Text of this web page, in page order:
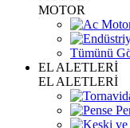
MOTOR
Tümünü
EL ALETLERİ
EL ALETLERİ